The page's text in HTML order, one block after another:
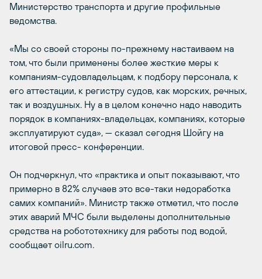
Министерство транспорта и другие профильные
ведомства.
«Мы со своей стороны по-прежнему настаиваем на
том, что были применены более жесткие меры к
компаниям-судовладельцам, к подбору персонала, к
его аттестации, к регистру судов, как морских, речных,
так и воздушных. Ну а в целом конечно надо наводить
порядок в компаниях-владельцах, компаниях, которые
эксплуатируют суда», — сказал сегодня Шойгу на
итоговой пресс- конференции.
Он подчеркнул, что «практика и опыт показывают, что
примерно в 82% случаев это все-таки недоработка
самих компаний». Министр также отметил, что после
этих аварий МЧС были выделены дополнительные
средства на робототехнику для работы под водой,
сообщает oilru.com.